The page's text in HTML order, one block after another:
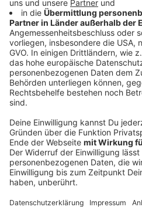
Auf der Suche nach Wegen
fest: Nicht nur der Bund
auch die Bundesländer.
Wüst (CDU) hat Ende Januar
dass unser Bundesland beim
versucht, neue Wege zu
Beispiel die Kasernen gar
kriegen den Auftrag, Kasernen
auszubauen. Wir haben
Konzept vorgelegt, um
machen, damit wir schneller
Realisierung, also Umsetzung
Anzeige